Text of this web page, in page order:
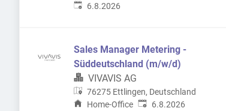
Veröffentlicht
6.8.2026
Sales Manager Metering -
Süddeutschland (m/w/d)
VIVAVIS AG
76275 Ettlingen, Deutschland
Home-Office Veröffentlicht
6.8.2026